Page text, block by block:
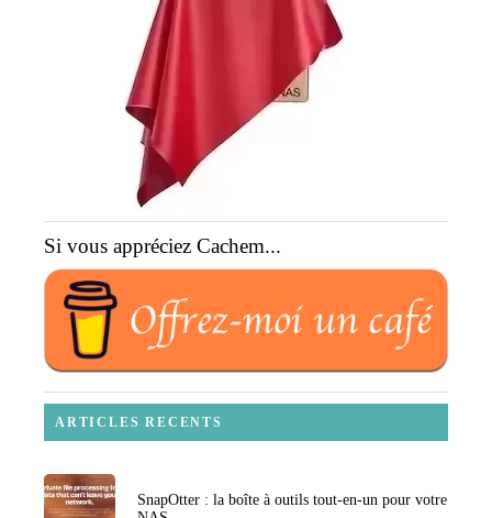
Si vous appréciez Cachem...
ARTICLES RECENTS
SnapOtter : la boîte à outils tout-en-un pour votre